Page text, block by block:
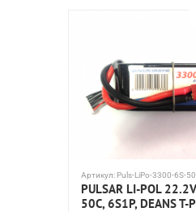
Артикул: Puls-LiPo-3300-6S-
PULSAR LI-POL
50C, 6S1P, DEANS T-